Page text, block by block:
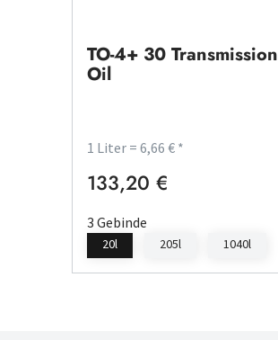
TO-4+ 30 Transmission
Oil
1 Liter = 6,66 € *
Regulärer Preis:
133,20 €
3 Gebinde
20l 205l 1040l